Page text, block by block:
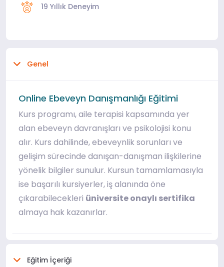
19 Yıllık Deneyim
Genel
Online Ebeveyn Danışmanlığı Eğitimi
Kurs programı, aile terapisi kapsamında yer
alan ebeveyn davranışları ve psikolojisi konu
alır. Kurs dahilinde, ebeveynlik sorunları ve
gelişim sürecinde danışan-danışman ilişkilerine
yönelik bilgiler sunulur. Kursun tamamlamasıyla
ise başarılı kursiyerler, iş alanında öne
çıkarabilecekleri üniversite onaylı sertifika
almaya hak kazanırlar.
Eğitim İçeriği